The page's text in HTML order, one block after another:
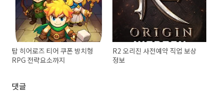
탑 히어로즈 티어 쿠폰 방치형
RPG 전략요소까지
R2 오리진 사전예약 직업 보상
정보
댓글